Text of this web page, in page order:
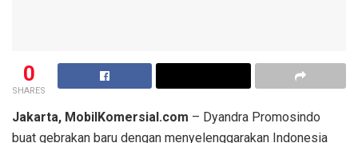
0
SHARES
Jakarta, MobilKomersial.com – Dyandra Promosindo
buat gebrakan baru dengan menyelenggarakan Indonesia